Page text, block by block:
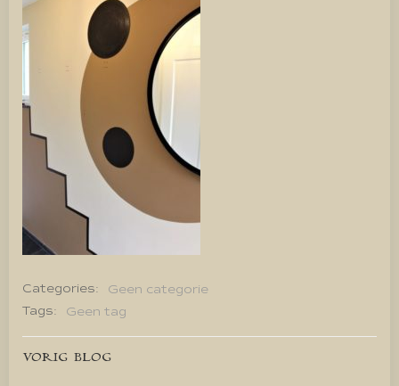
Categories:
Geen categorie
Tags:
Geen tag
Bericht
VORIG BLOG